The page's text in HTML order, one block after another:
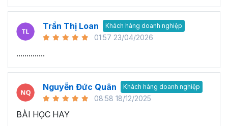
Trần Thị Loan Khách hàng doanh nghiệp
01:57 23/04/2026
..............
Nguyễn Đức Quân Khách hàng doanh nghiệp
08:58 18/12/2025
BÀI HỌC HAY